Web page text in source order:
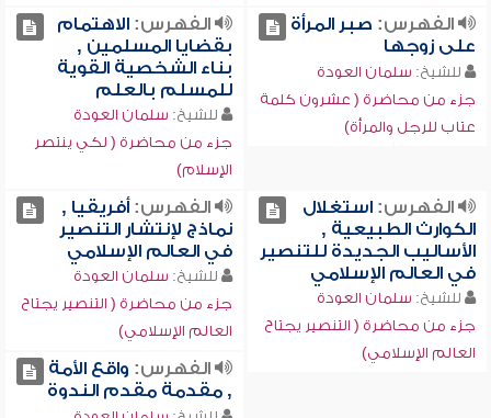
الفهرس: صبر المرأة
على زوجها
للشيخ: سلمان العودة
جزء من محاضرة ( عشرون كلمة
عتاب للرجل والمرأة)
الفهرس:الاهتمام
بقضايا المسلمين ,
بناء الشخصية القوية
للمسلم بالعلم
للشيخ: سلمان العودة
جزء من محاضرة ( لكي ينتصر
الإسلام)
الفهرس:استغلال
الكوارث الطبيعية ,
الأساليب الجديدة للتنصير
في العالم الإسلامي
للشيخ: سلمان العودة
جزء من محاضرة ( التنصير يجتاح
العالم الإسلامي)
الفهرس:أفريقيا ,
نماذج لإنتشار التنصير
في العالم الإسلامي
للشيخ: سلمان العودة
جزء من محاضرة ( التنصير يجتاح
العالم الإسلامي)
الفهرس: واقع الأمة
, مقدمة مقدم الندوة